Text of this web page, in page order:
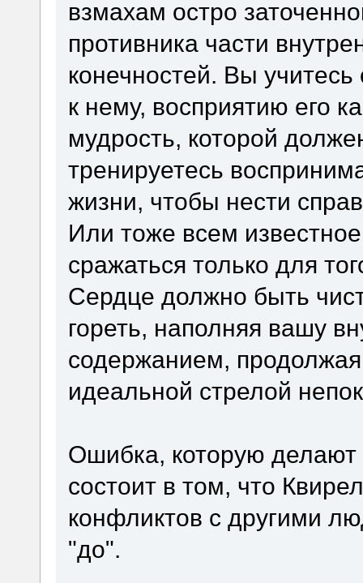
взмахам остро
противника части
конечностей. Вы
к нему, восприятию его
мудрость, которой
тренируетесь
жизни, чтобы нести
Или тоже всем
сражаться только для
Сердце должно быть
гореть, наполняя вашу
содержанием, продолжая
идеальной стрелой
Ошибка, которую делают
состоит в том, что
конфликтов с другими
"до".